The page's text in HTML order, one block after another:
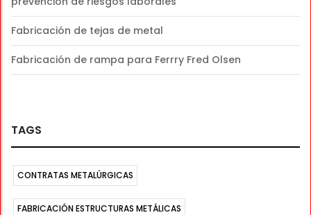
Fabricación de tejas de metal
Fabricación de rampa para Ferrry Fred Olsen
TAGS
CONTRATAS METALÚRGICAS
FABRICACIÓN ESTRUCTURAS METÁLICAS